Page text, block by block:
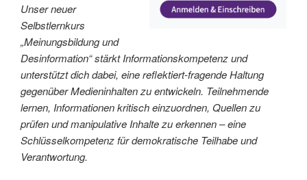
Unser neuer
Selbstlernkurs
„Meinungsbildung und
Desinformation“ stärkt Informationskompetenz und
unterstützt dich dabei, eine reflektiert-fragende Haltung
gegenüber Medieninhalten zu entwickeln. Teilnehmende
lernen, Informationen kritisch einzuordnen, Quellen zu
prüfen und manipulative Inhalte zu erkennen – eine
Schlüsselkompetenz für demokratische Teilhabe und
Verantwortung.